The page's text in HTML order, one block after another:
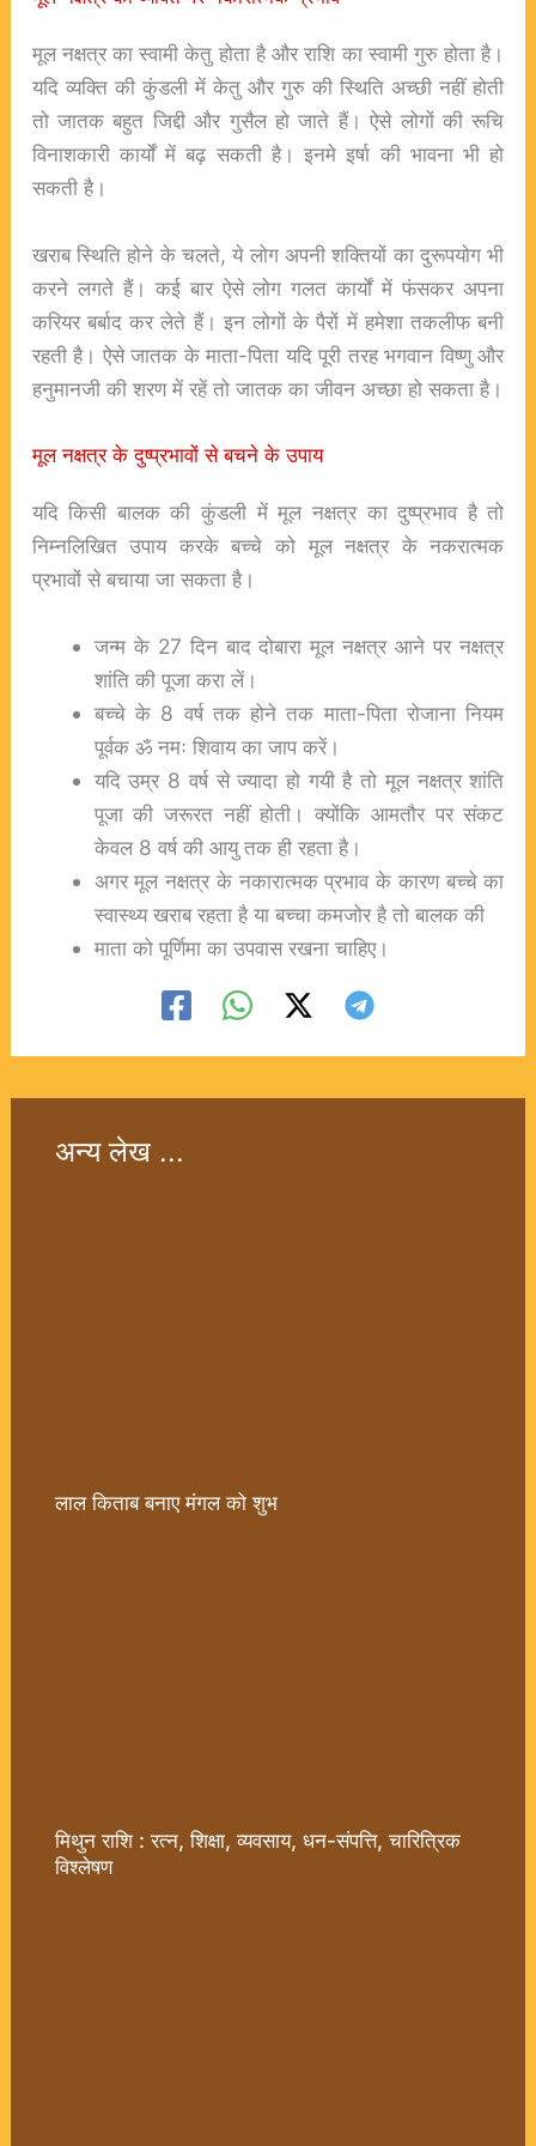
मूल नक्षत्र का स्वामी केतु होता है और राशि का स्वामी गुरु होता है।
यदि व्यक्ति की कुंडली में केतु और गुरु की स्थिति अच्छी नहीं होती
तो जातक बहुत जिद्दी और गुसैल हो जाते हैं। ऐसे लोगों की रूचि
विनाशकारी कार्यों में बढ़ सकती है। इनमे इर्षा की भावना भी हो
सकती है।
खराब स्थिति होने के चलते, ये लोग अपनी शक्तियों का दुरूपयोग भी
करने लगते हैं। कई बार ऐसे लोग गलत कार्यों में फंसकर अपना
करियर बर्बाद कर लेते हैं। इन लोगों के पैरों में हमेशा तकलीफ बनी
रहती है। ऐसे जातक के माता-पिता यदि पूरी तरह भगवान विष्णु और
हनुमानजी की शरण में रहें तो जातक का जीवन अच्छा हो सकता है।
मूल नक्षत्र के दुष्प्रभावों से बचने के उपाय
यदि किसी बालक की कुंडली में मूल नक्षत्र का दुष्प्रभाव है तो
निम्नलिखित उपाय करके बच्चे को मूल नक्षत्र के नकरात्मक
प्रभावों से बचाया जा सकता है।
जन्म के 27 दिन बाद दोबारा मूल नक्षत्र आने पर नक्षत्र
शांति की पूजा करा लें।
बच्चे के 8 वर्ष तक होने तक माता-पिता रोजाना नियम
पूर्वक ॐ नमः शिवाय का जाप करें।
यदि उम्र 8 वर्ष से ज्यादा हो गयी है तो मूल नक्षत्र शांति
पूजा की जरूरत नहीं होती। क्योंकि आमतौर पर संकट
केवल 8 वर्ष की आयु तक ही रहता है।
अगर मूल नक्षत्र के नकारात्मक प्रभाव के कारण बच्चे का
स्वास्थ्य खराब रहता है या बच्चा कमजोर है तो बालक की
माता को पूर्णिमा का उपवास रखना चाहिए।
अन्य लेख ...
लाल किताब बनाए मंगल को शुभ
मिथुन राशि : रत्न, शिक्षा, व्यवसाय, धन-संपत्ति, चारित्रिक
विश्लेषण